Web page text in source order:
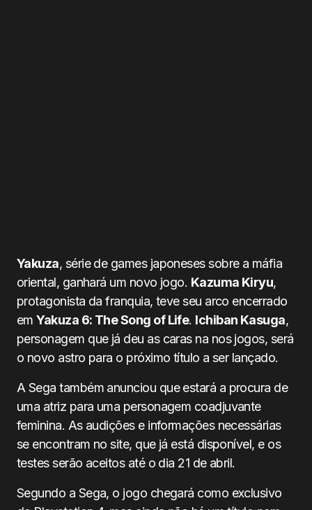
Yakuza, série de games japoneses sobre a máfia
oriental, ganhará um novo jogo. Kazuma Kiryu,
protagonista da franquia, teve seu arco encerrado
emYakuza 6: The Song of Life. Ichiban Kasuga,
personagem que já deu as caras na nos jogos, será
o novo astro para o próximo título a ser lançado.
A Sega também anunciou que estará a procura de
uma atriz para uma personagem coadjuvante
feminina. As audições e informações necessárias
se encontram no site, que já está disponível, e os
testes serão aceitos até o dia 21 de abril.
Segundo a Sega, o jogo chegará como exclusivo